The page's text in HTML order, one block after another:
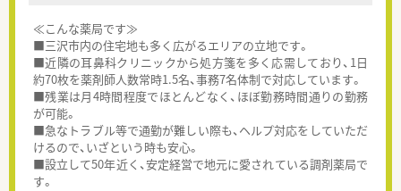
≪こんな薬局です≫
■三沢市内の住宅地も多く広がるエリアの立地です。
■近隣の耳鼻科クリニックから処方箋を多く応需しており、1日
約70枚を薬剤師人数常時1.5名、事務7名体制で対応しています。
■残業は月4時間程度でほとんどなく、ほぼ勤務時間通りの勤務
が可能。
■急なトラブル等で通勤が難しい際も、ヘルプ対応をしていただ
けるので、いざという時も安心。
■設立して50年近く、安定経営で地元に愛されている調剤薬局で
す。